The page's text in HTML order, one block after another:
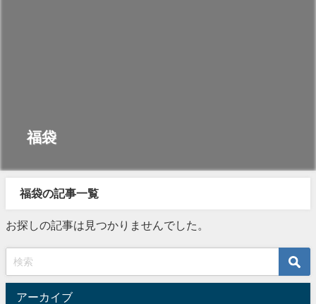
福袋
福袋の記事一覧
お探しの記事は見つかりませんでした。
アーカイブ